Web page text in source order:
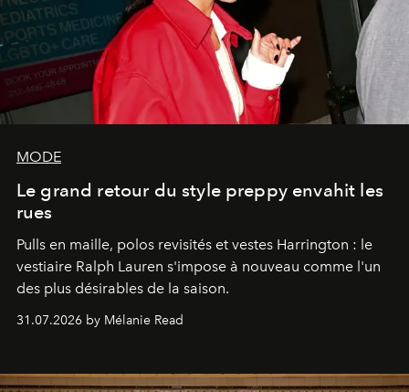
MODE
Le grand retour du style preppy envahit les
rues
Pulls en maille, polos revisités et vestes Harrington : le
vestiaire Ralph Lauren s'impose à nouveau comme l'un
des plus désirables de la saison.
31.07.2026 by Mélanie Read